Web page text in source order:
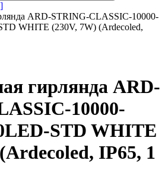
ARD-STRING-CLASSIC-10000-
WHITE (230V, 7W) (Ardecoled,
гирлянда ARD-
10000-
STD WHITE
IP65, 1